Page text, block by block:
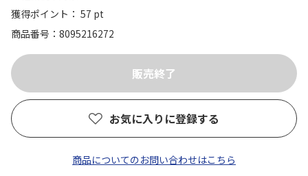
獲得ポイント： 57 pt
商品番号
8095216272
お気に入りに登録する
商品についてのお問い合わせはこちら